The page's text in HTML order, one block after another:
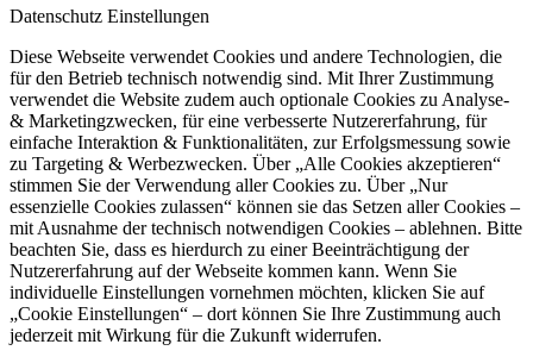
Datenschutz Einstellungen
Diese Webseite verwendet Cookies und andere Technologien, die
für den Betrieb technisch notwendig sind. Mit Ihrer Zustimmung
verwendet die Website zudem auch optionale Cookies zu Analyse-
& Marketingzwecken, für eine verbesserte Nutzererfahrung, für
einfache Interaktion & Funktionalitäten, zur Erfolgsmessung sowie
zu Targeting & Werbezwecken. Über „Alle Cookies akzeptieren“
stimmen Sie der Verwendung aller Cookies zu. Über „Nur
essenzielle Cookies zulassen“ können sie das Setzen aller Cookies –
mit Ausnahme der technisch notwendigen Cookies – ablehnen. Bitte
beachten Sie, dass es hierdurch zu einer Beeinträchtigung der
Nutzererfahrung auf der Webseite kommen kann. Wenn Sie
individuelle Einstellungen vornehmen möchten, klicken Sie auf
„Cookie Einstellungen“ – dort können Sie Ihre Zustimmung auch
jederzeit mit Wirkung für die Zukunft widerrufen.